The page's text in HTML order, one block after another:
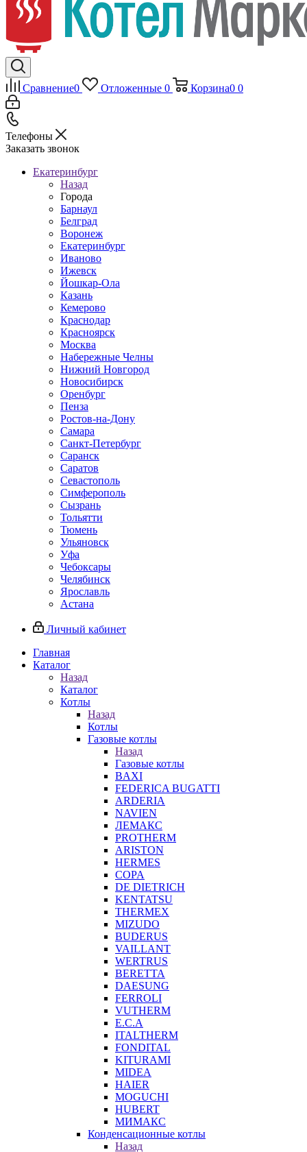
Сравнение0 Отложенные 0 Корзина0 0
Телефоны
Заказать звонок
Екатеринбург
Назад
Города
Барнаул
Белград
Воронеж
Екатеринбург
Иваново
Ижевск
Йошкар-Ола
Казань
Кемерово
Краснодар
Красноярск
Москва
Набережные Челны
Нижний Новгород
Новосибирск
Оренбург
Пенза
Ростов-на-Дону
Самара
Санкт-Петербург
Саранск
Саратов
Севастополь
Симферополь
Сызрань
Тольятти
Тюмень
Ульяновск
Уфа
Чебоксары
Челябинск
Ярославль
Астана
Личный кабинет
Главная
Каталог
Назад
Каталог
Котлы
Назад
Котлы
Газовые котлы
Назад
Газовые котлы
BAXI
FEDERICA BUGATTI
ARDERIA
NAVIEN
ЛЕМАКС
PROTHERM
ARISTON
HERMES
COPA
DE DIETRICH
KENTATSU
THERMEX
MIZUDO
BUDERUS
VAILLANT
WERTRUS
BERETTA
DAESUNG
FERROLI
VUTHERM
E.C.A
ITALTHERM
FONDITAL
KITURAMI
MIDEA
HAIER
MOGUCHI
HUBERT
МИМАКС
Конденсационные котлы
Назад